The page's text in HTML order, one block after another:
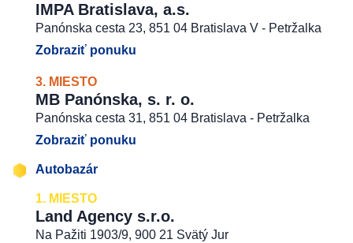
IMPA Bratislava, a.s.
Panónska cesta 23, 851 04 Bratislava V - Petržalka
Zobraziť ponuku
3. MIESTO
MB Panónska, s. r. o.
Panónska cesta 31, 851 04 Bratislava - Petržalka
Zobraziť ponuku
Autobazár
1. MIESTO
Land Agency s.r.o.
Na Pažiti 1903/9, 900 21 Svätý Jur